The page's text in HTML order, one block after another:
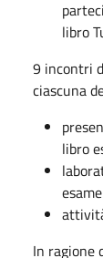
libro
9 incontri
ciascuna
libro
esame
In ragione